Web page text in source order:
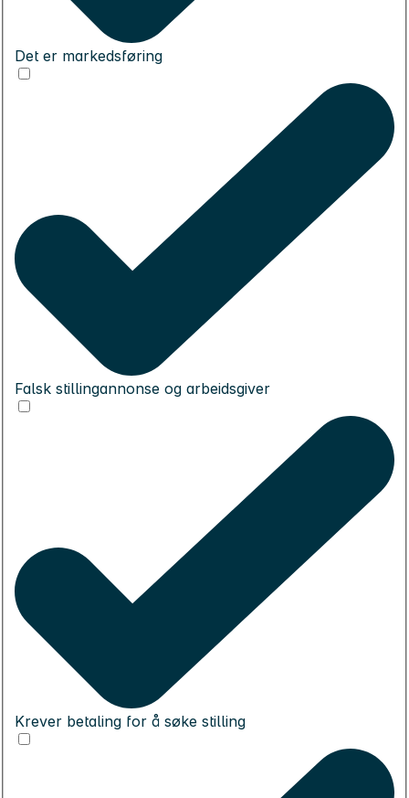
Det er markedsføring
Falsk stillingannonse og arbeidsgiver
Krever betaling for å søke stilling